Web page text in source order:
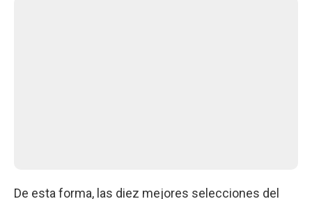
De esta forma, las diez mejores selecciones del